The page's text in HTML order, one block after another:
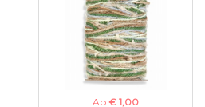
Ab € 1,00